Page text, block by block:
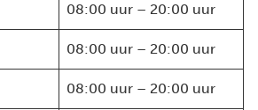
08:00 uur – 20:00 uur
08:00 uur – 20:00 uur
08:00 uur – 20:00 uur